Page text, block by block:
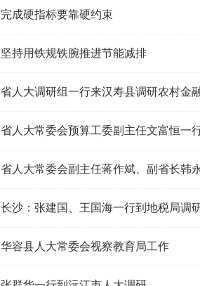
完成硬指标要靠硬约束
坚持用铁规铁腕推进节能减排
省人大调研组一行来汉寿县调研农村金
省人大常委会预算工委副主任文富恒一
省人大常委会副主任蒋作斌、副省长韩
长沙：张建国、王国海一行到地税局调
华容县人大常委会视察教育局工作